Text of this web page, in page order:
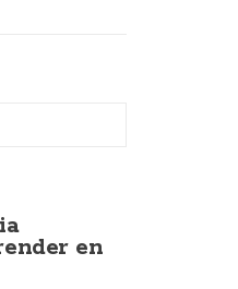
en